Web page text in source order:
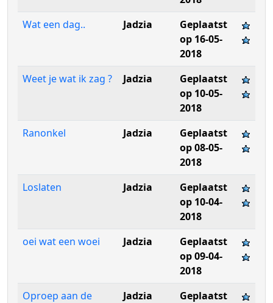
Wat een dag..
Jadzia
Geplaatst
op 16-05-
2018
Weet je wat ik zag ?
Jadzia
Geplaatst
op 10-05-
2018
Ranonkel
Jadzia
Geplaatst
op 08-05-
2018
Loslaten
Jadzia
Geplaatst
op 10-04-
2018
oei wat een woei
Jadzia
Geplaatst
op 09-04-
2018
Oproep aan de
Jadzia
Geplaatst